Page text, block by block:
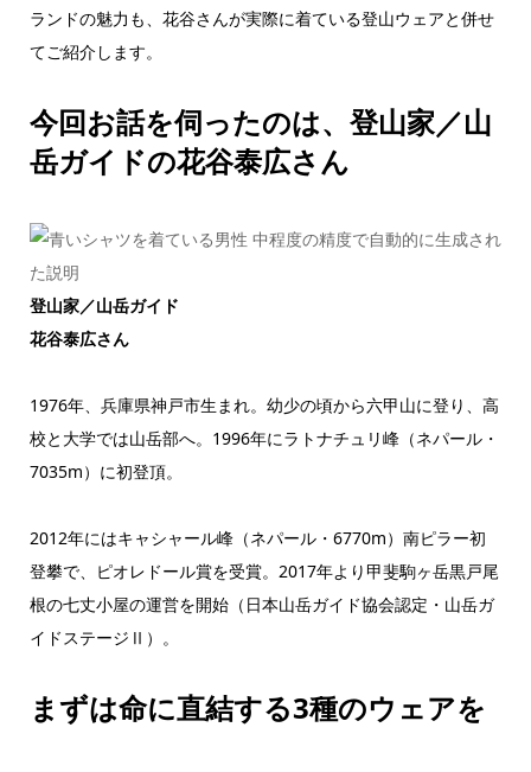
ランドの魅力も、花谷さんが実際に着ている登山ウェアと併せ
てご紹介します。
今回お話を伺ったのは、 登山家／山
岳ガイドの花谷泰広さん
登山家／山岳ガイド
花谷泰広さん
1976年、兵庫県神戸市生まれ。幼少の頃から六甲山に登り、高
校と大学では山岳部へ。1996年にラトナチュリ峰（ネパール・
7035m）に初登頂。
2012年にはキャシャール峰（ネパール・6770m）南ピラー初
登攀で、ピオレドール賞を受賞。2017年より甲斐駒ヶ岳黒戸尾
根の七丈小屋の運営を開始（日本山岳ガイド協会認定・山岳ガ
イドステージⅡ）。
まずは命に直結する3種のウェアを